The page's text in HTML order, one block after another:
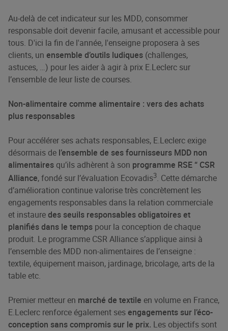
Au-delà de cet indicateur sur les MDD, consommer
responsable doit devenir facile, amusant et accessible pour
tous. D'ici la fin de l'année, l'enseigne proposera à ses
clients, un ensemble d’outils ludiques (challenges,
astuces, …) pour les aider à agir à prix E.Leclerc sur
l’ensemble de leur liste de courses.
Non-alimentaire comme alimentaire : vers des achats
plus responsables
Pour accélérer ses achats responsables, E.Leclerc exige
désormais de l’ensemble de ses fournisseurs MDD non
alimentaires qu’ils adhèrent à son programme RSE “ CSR
Alliance, fondé sur l’évaluation Ecovadis3. Cette démarche
d’amélioration continue valorise très concrètement les
engagements responsables dans la relation commerciale
et instauredes seuils responsables obligatoires et
planifiés dans le temps pour la conception de chaque
produit. Le programme CSR Alliance s’applique ainsi à
l’ensemble des MDD non-alimentaires de l’enseigne :
textile, équipement maison, jardinage, bricolage, arts de la
table etc.​
Premier metteur en marché de textile en volume en France,
E.Leclerc renforce également sesengagements sur l’éco-
conception sans compromis sur le prix. Les objectifs sont